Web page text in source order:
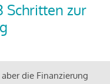
Schritten zur
die Finanzierung